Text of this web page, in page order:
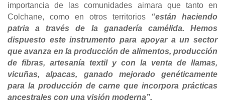
importancia de las comunidades aimara que tanto en
Colchane, como en otros territorios “están haciendo
patria a través de la ganadería camélida. Hemos
dispuesto este instrumento para apoyar a un sector
que avanza en la producción de alimentos, producción
de fibras, artesanía textil y con la venta de llamas,
vicuñas, alpacas, ganado mejorado genéticamente
para la producción de carne que incorpora prácticas
ancestrales con una visión moderna”.